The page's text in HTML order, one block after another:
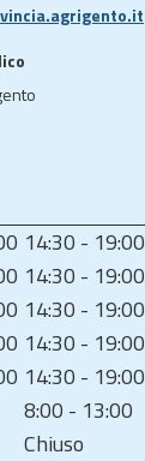
14:30 - 19:00
14:30 - 19:00
14:30 - 19:00
14:30 - 19:00
14:30 - 19:00
8:00 - 13:00
Chiuso